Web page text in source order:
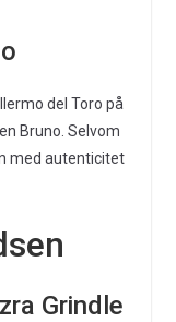
del Toro på
Bruno. Selvom
med autenticitet
Grindle